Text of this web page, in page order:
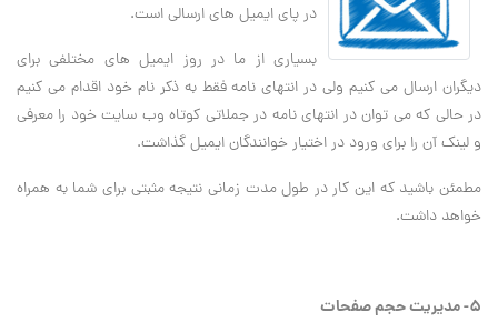
در پاي ايميل هاي ارسالي است.
بسياري از ما در روز ايميل هاي مختلفي براي
ديگران ارسال مي کنيم ولي در انتهاي نامه فقط به ذکر نام خود اقدام مي کنيم
در حالي که مي توان در انتهاي نامه در جملاتي کوتاه وب سايت خود را معرفي
و لينک آن را براي ورود در اختيار خوانندگان ايميل گذاشت.
مطمئن باشيد که اين کار در طول مدت زماني نتيجه مثبتي براي شما به همراه
خواهد داشت.
5- مديريت حجم صفحات